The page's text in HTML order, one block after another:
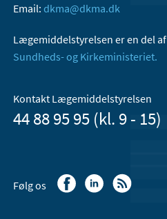
Email: dkma@dkma.dk
Lægemiddelstyrelsen er en del af
Sundheds- og Kirkeministeriet.
Kontakt Lægemiddelstyrelsen
44 88 95 95 (kl. 9 - 15)
Følg os